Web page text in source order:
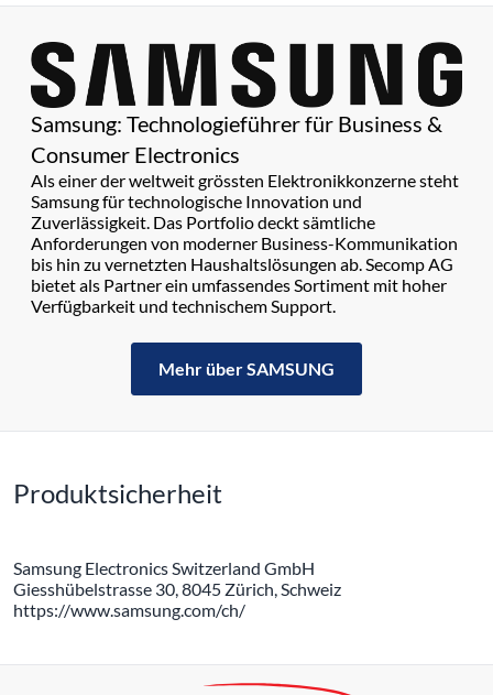
Samsung: Technologieführer für Business &
Consumer Electronics
Als einer der weltweit grössten Elektronikkonzerne steht
Samsung für technologische Innovation und
Zuverlässigkeit. Das Portfolio deckt sämtliche
Anforderungen von moderner Business-Kommunikation
bis hin zu vernetzten Haushaltslösungen ab. Secomp AG
bietet als Partner ein umfassendes Sortiment mit hoher
Verfügbarkeit und technischem Support.
Mehr über SAMSUNG
Produktsicherheit
Samsung Electronics Switzerland GmbH
Giesshübelstrasse 30, 8045 Zürich, Schweiz
https://www.samsung.com/ch/